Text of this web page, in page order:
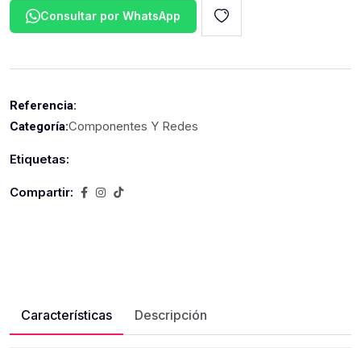
Consultar por WhatsApp
Referencia:
Categoría:Componentes Y Redes
Etiquetas:
Compartir:
Características Descripción